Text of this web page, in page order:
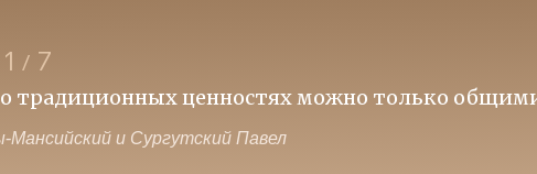
1 / 7
традиционных ценностях можно только
и Сургутский Павел